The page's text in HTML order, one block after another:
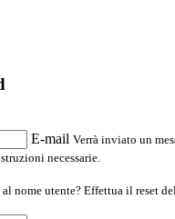
E-mail Verrà inviato un
necessarie.
nome utente? Effettua il reset